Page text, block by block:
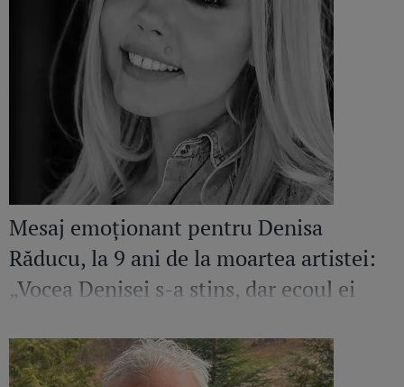
Mesaj emoționant pentru Denisa
Răducu, la 9 ani de la moartea artistei:
„Vocea Denisei s-a stins, dar ecoul ei